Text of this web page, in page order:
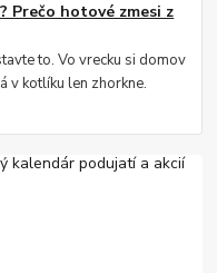
Prečo hotové zmesi z
to. Vo vrecku si domov
v kotlíku len zhorkne.